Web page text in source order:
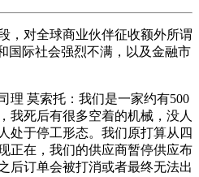
对全球商业伙伴征收额外所谓
国际社会强烈不满，以及金融市
莫索托：我们是一家约有500
我死后有很多空着的机械，没人
处于停工形态。我们原打算从四
正在，我们的供应商暂停供应布
后订单会被打消或者最终无法出